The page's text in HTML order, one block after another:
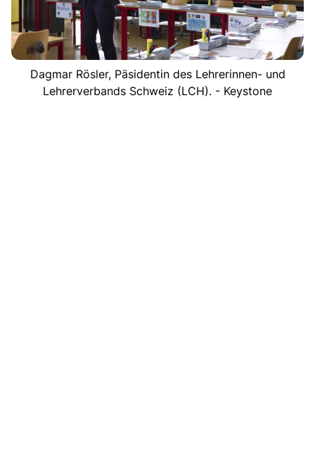
Dagmar Rösler, Päsidentin des Lehrerinnen- und
Lehrerverbands Schweiz (LCH). - Keystone